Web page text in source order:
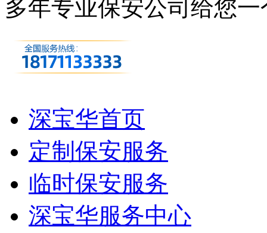
多年专业保安公司 给您一
深宝华首页
定制保安服务
临时保安服务
深宝华服务中心